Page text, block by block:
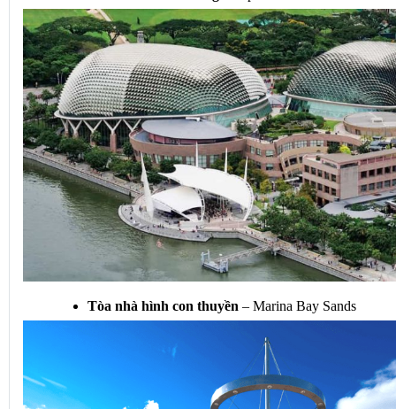
Nhà hát trái sầu riêng – Esplanade.